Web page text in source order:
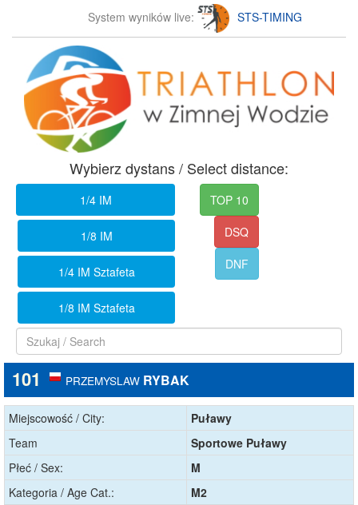
System wyników live: STS-TIMING
Wybierz dystans / Select distance:
1/4 IM
1/8 IM
1/4 IM Sztafeta
1/8 IM Sztafeta
TOP 10
DSQ
DNF
101 PRZEMYSLAW RYBAK
Miejscowość / City:
Puławy
Team
Sportowe Puławy
Płeć / Sex:
M
Kategoria / Age Cat.:
M2